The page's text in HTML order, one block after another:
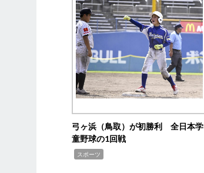
弓ヶ浜（鳥取）が初勝利 全日本学
童野球の1回戦
スポーツ